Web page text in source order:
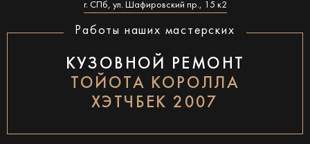
г. СПб, ул. Шафировский пр., 15 к2
Работы наших мастерских
КУЗОВНОЙ РЕМОНТ
ТОЙОТА КОРОЛЛА
ХЭТЧБЕК 2007